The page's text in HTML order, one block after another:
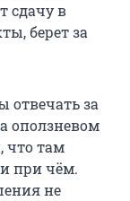
сдачу в
берет за
отвечать за
оползневом
что там
при чём.
не